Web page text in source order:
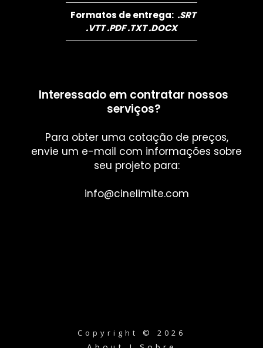
Formatos de entrega: .SRT
.VTT.PDF.TXT.DOCX
Interessado em contratar nossos
serviços?
Para obter uma cotação de preços,
envie um e-mail com informações sobre
seu projeto para:
info@cinelimite.com
Copyright © 2026